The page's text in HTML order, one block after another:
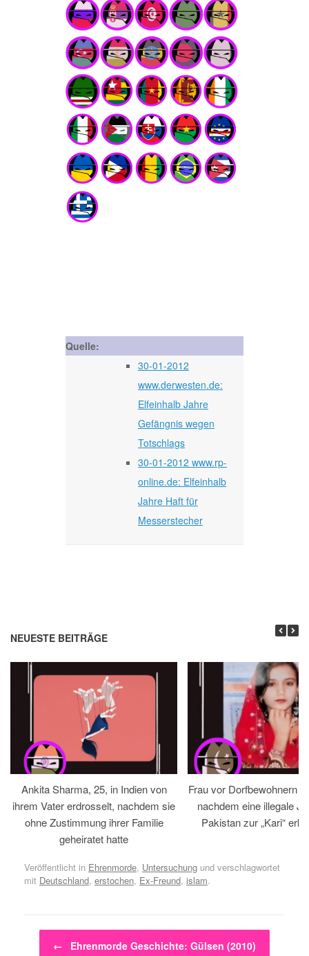
Quelle:
30-01-2012
www.derwesten.de:
Elfeinhalb Jahre
Gefängnis wegen
Totschlags
30-01-2012 www.rp-
online.de: Elfeinhalb
Jahre Haft für
Messerstecher
NEUESTE BEITRÄGE
Ankita Sharma, 25, in Indien von
ihrem Vater erdrosselt, nachdem sie
ohne Zustimmung ihrer Familie
geheiratet hatte
Frau vor Dorfbewohnern
nachdem eine illegale
Pakistan zur „Kari“
Veröffentlicht in Ehrenmorde, Untersuchung und verschlagwortet
mit Deutschland, erstochen, Ex-Freund, islam.
Beitragsnavigation
← Ehrenmorde Geschichte: Gülsen (2010)